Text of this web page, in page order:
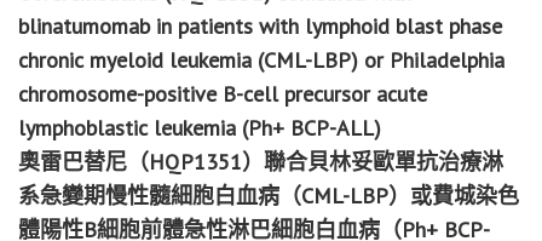
blinatumomab in patients with lymphoid blast phase
chronic myeloid leukemia (CML-LBP) or Philadelphia
chromosome-positive B-cell precursor acute
lymphoblastic leukemia (Ph+ BCP-ALL)
奧雷巴替尼（HQP1351）聯合貝林妥歐單抗治療淋
系急變期慢性髓細胞白血病（CML-LBP）或費城染色
體陽性B細胞前體急性淋巴細胞白血病（Ph+ BCP-